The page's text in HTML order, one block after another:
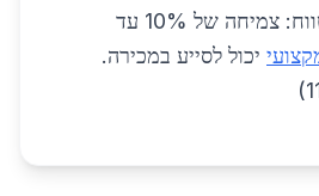
₪. תחזית ארוכת טווח: צמיחה של 10% עד
יכול לסייע במכירה.